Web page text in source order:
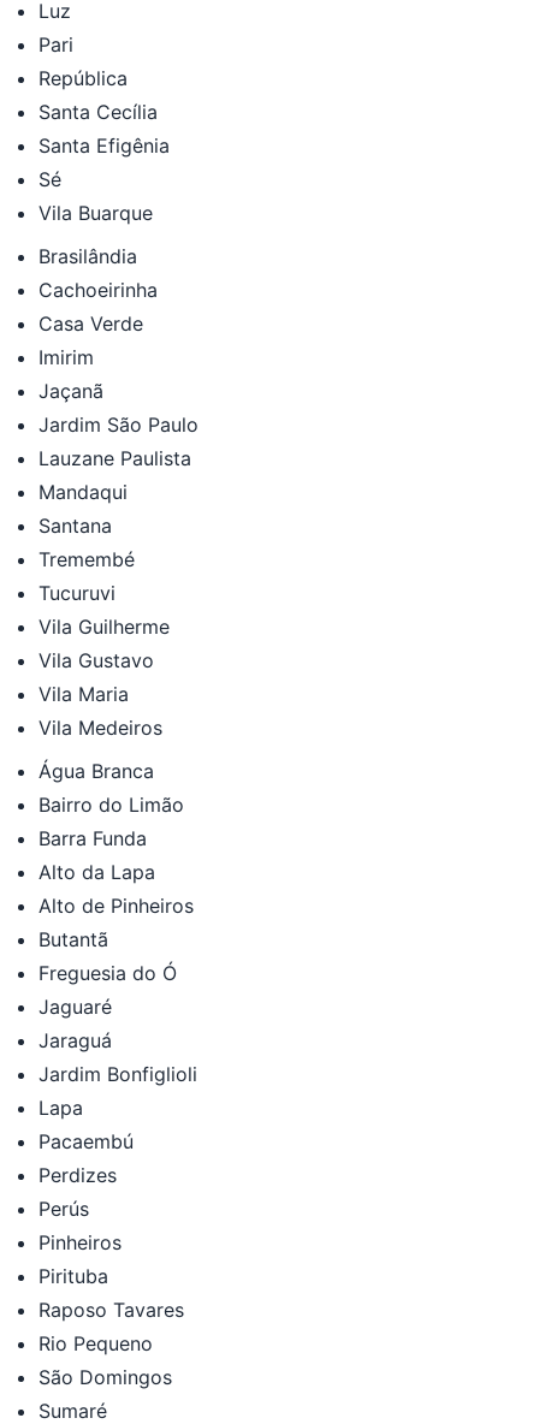
Luz
Pari
República
Santa Cecília
Santa Efigênia
Sé
Vila Buarque
Brasilândia
Cachoeirinha
Casa Verde
Imirim
Jaçanã
Jardim São Paulo
Lauzane Paulista
Mandaqui
Santana
Tremembé
Tucuruvi
Vila Guilherme
Vila Gustavo
Vila Maria
Vila Medeiros
Água Branca
Bairro do Limão
Barra Funda
Alto da Lapa
Alto de Pinheiros
Butantã
Freguesia do Ó
Jaguaré
Jaraguá
Jardim Bonfiglioli
Lapa
Pacaembú
Perdizes
Perús
Pinheiros
Pirituba
Raposo Tavares
Rio Pequeno
São Domingos
Sumaré